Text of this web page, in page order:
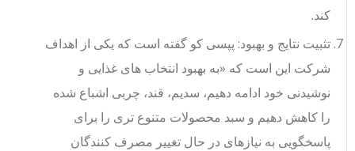
کند.
تثبیت نتایج و بهبود: پپسی کو گفته است که یکی از اهداف
شرکت این است که «به بهبود انتخاب های غذایی و
نوشیدنی خود ادامه دهیم، سدیم، قند، چربی اشباع شده
را کاهش دهیم و سبد محصولات متنوع تری را برای
پاسخگویی به نیازهای در حال تغییر مصرف کنندگان